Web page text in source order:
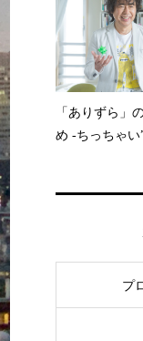
「ありずら」
め -ちっちゃい
プ